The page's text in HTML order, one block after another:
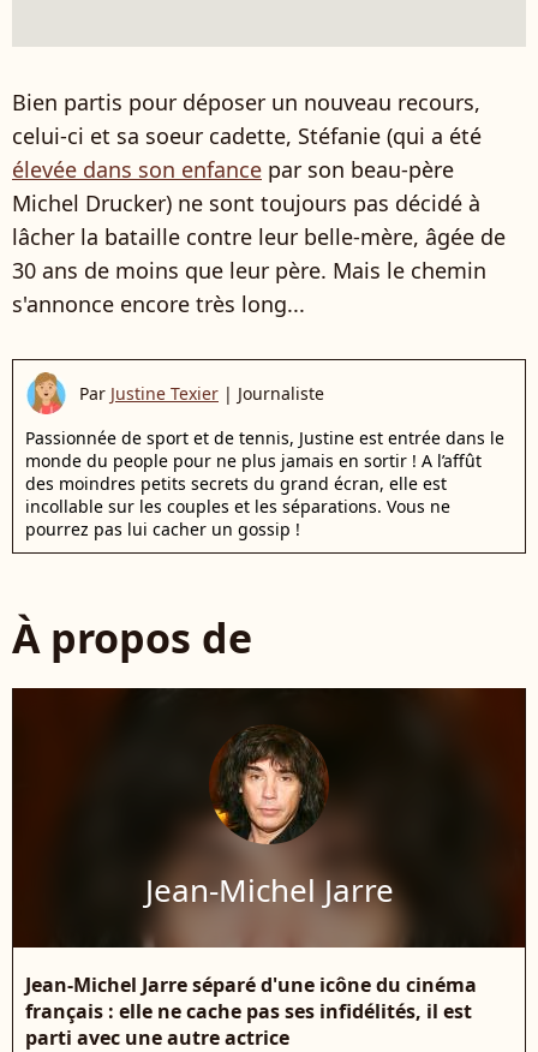
Bien partis pour déposer un nouveau recours,
celui-ci et sa soeur cadette, Stéfanie (qui a été
élevée dans son enfance par son beau-père
Michel Drucker) ne sont toujours pas décidé à
lâcher la bataille contre leur belle-mère, âgée de
30 ans de moins que leur père. Mais le chemin
s'annonce encore très long...
Par Justine Texier | Journaliste
Passionnée de sport et de tennis, Justine est entrée dans le
monde du people pour ne plus jamais en sortir ! A l’affût
des moindres petits secrets du grand écran, elle est
incollable sur les couples et les séparations. Vous ne
pourrez pas lui cacher un gossip !
À propos de
Jean-Michel Jarre
Jean-Michel Jarre séparé d'une icône du cinéma
français : elle ne cache pas ses infidélités, il est
parti avec une autre actrice